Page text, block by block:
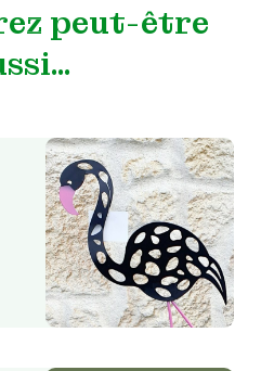
peut-être